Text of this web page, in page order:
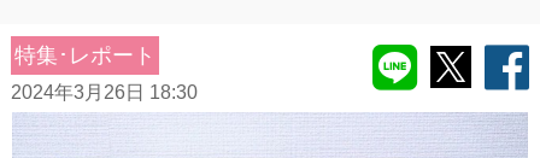
特集･レポート
2024年3月26日 18:30